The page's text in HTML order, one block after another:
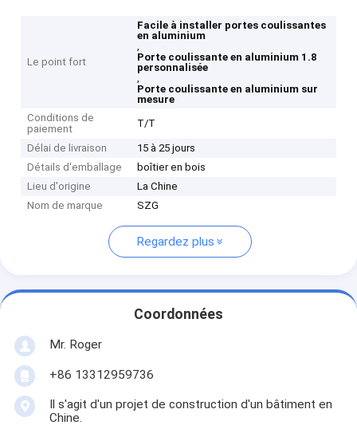
Le point fort
Facile à installer portes coulissantes
en aluminium
,
Porte coulissante en aluminium 1.8
personnalisée
,
Porte coulissante en aluminium sur
mesure
Conditions de
paiement
T/T
Délai de livraison
15 à 25 jours
Détails d'emballage
boîtier en bois
Lieu d'origine
La Chine
Nom de marque
SZG
Regardez plus
Coordonnées
Mr. Roger
+86 13312959736
Il s'agit d'un projet de construction d'un bâtiment en
Chine.